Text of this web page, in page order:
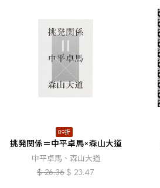
89折
挑発関係＝中平卓馬×森山大道
中平卓馬、森山大道
$ 26.36 $ 23.47